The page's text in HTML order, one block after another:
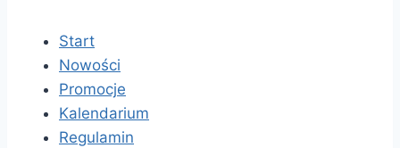
Start
Nowości
Promocje
Kalendarium
Regulamin